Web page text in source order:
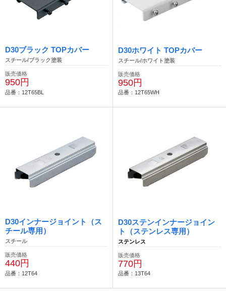
D30ブラック TOPカバー
スチール/ブラック塗装
販売価格
950円
品番：12T65BL
D30ホワイト TOPカバー
スチール/ホワイト塗装
販売価格
950円
品番：12T65WH
D30インナージョイント（ス
チール専用）
スチール
販売価格
440円
品番：12T64
D30ステンインナージョイン
ト（ステンレス専用）
ステンレス
販売価格
770円
品番：13T64